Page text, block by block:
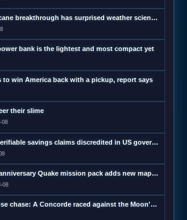
DeepMind’s hurricane breakthrough has surprised weather scientists
bank is the lightest and most compact yet
to win America back with a pickup, report says
their slime
08
DOGE's wild, unverifiable savings claims discredited in US government report
New official 30th anniversary Quake mission pack adds new maps and mechanics
08
The ultimate eclipse chase: A Concorde raced against the Moon's shadow